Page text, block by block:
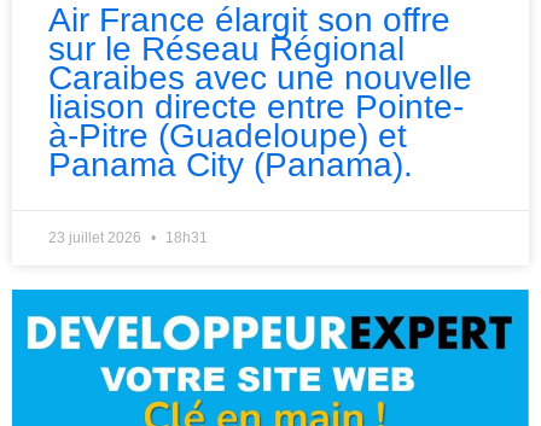
Air France élargit son offre
sur le Réseau Régional
Caraibes avec une nouvelle
liaison directe entre Pointe-
à-Pitre (Guadeloupe) et
Panama City (Panama).
23 juillet 2026 18h31